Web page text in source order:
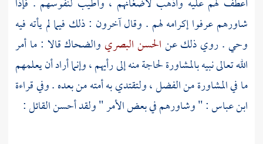
شاورهم عرفوا إكرامه لهم . وقال آخرون : ذلك فيما لم يأته فيه
وحي . روي ذلك عنالحسن البصري والضحاكقالا : ما أمر
الله تعالى نبيه بالمشاورة لحاجة منه إلى رأيهم ، وإنما أراد أن يعلمهم
ما في المشاورة من الفضل ، ولتقتدي به أمته من بعده . وفي قراءة
ابن عباس: " وشاورهم في بعض الأمر " ولقد أحسن القائل :